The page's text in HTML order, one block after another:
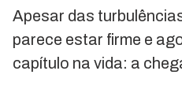
Apesar das
parece estar firme e
capítulo na vida: a